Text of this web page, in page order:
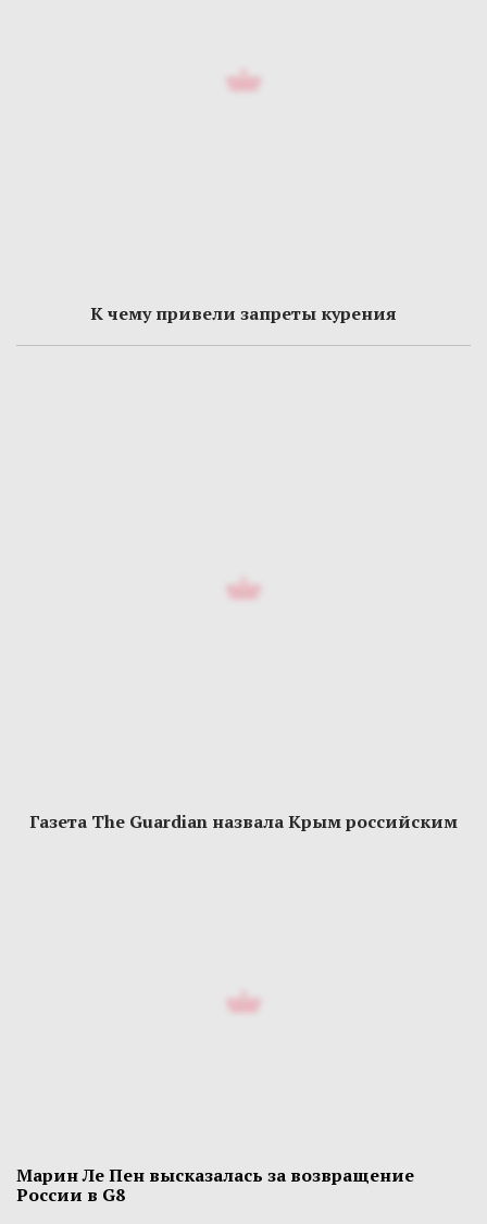
К чему привели запреты курения
Газета The Guardian назвала Крым российским
Марин Ле Пен высказалась за возвращение
России в G8